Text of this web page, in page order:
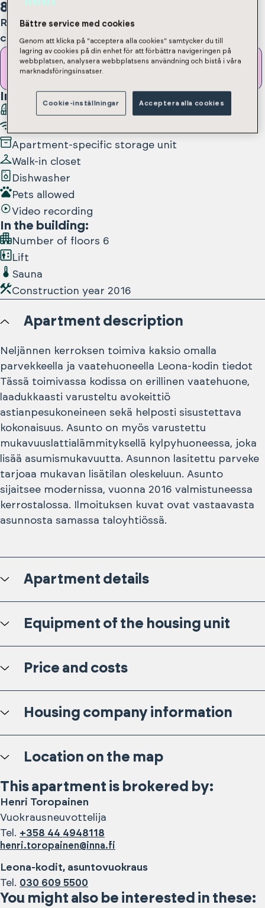
850 €/month
Rental deposit 350 € / 850 € depending on
contract type
Submit an apartment application
In the apartment
Balcony
Apartment-specific storage unit
Walk-in closet
Dishwasher
Pets allowed
Video recording
In the building:
Number of floors 6
Lift
Sauna
Construction year 2016
Apartment description
Neljännen kerroksen toimiva kaksio omalla
parvekkeella ja vaatehuoneella Leona-kodin tiedot
Tässä toimivassa kodissa on erillinen vaatehuone,
laadukkaasti varusteltu avokeittiö
astianpesukoneineen sekä helposti sisustettava
kokonaisuus. Asunto on myös varustettu
mukavuuslattialämmityksellä kylpyhuoneessa, joka
lisää asumismukavuutta. Asunnon lasitettu parveke
tarjoaa mukavan lisätilan oleskeluun. Asunto
sijaitsee modernissa, vuonna 2016 valmistuneessa
kerrostalossa. Ilmoituksen kuvat ovat vastaavasta
asunnosta samassa taloyhtiössä.
Apartment details
Equipment of the housing unit
Price and costs
Housing company information
Location on the map
This apartment is brokered by:
Henri Toropainen
Vuokrausneuvottelija
Tel. +358 44 4948118
henri.toropainen@inna.fi
Leona-kodit, asuntovuokraus
Tel. 030 609 5500
You might also be interested in these:
Bättre service med cookies
Genom att klicka på "acceptera alla cookies" samtycker du till
lagring av cookies på din enhet för att förbättra navigeringen på
webbplatsen, analysera webbplatsens användning och bistå i våra
marknadsföringsinsatser.
Cookie-inställningar Acceptera alla cookies